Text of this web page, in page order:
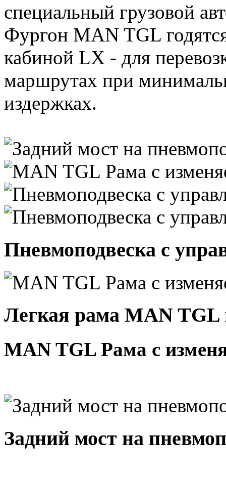
специальный грузовой
Фургон MAN TGL
кабиной LX - для
маршрутах при
издержках.
Пневмоподвеска с
Легкая рама MAN
MAN TGL Рама с
Задний мост на